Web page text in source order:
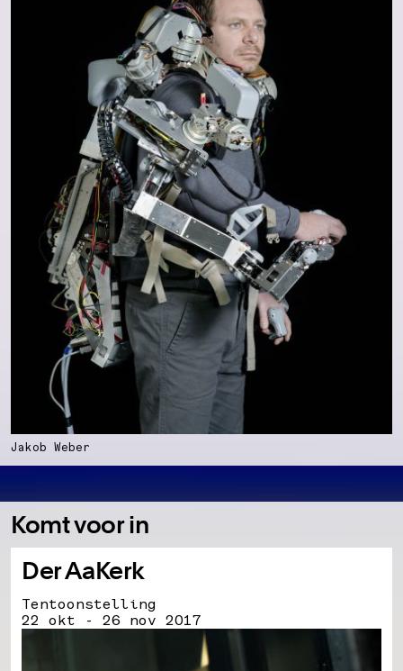
Jakob Weber
Komt voor in
Der AaKerk
Tentoonstelling
22 okt - 26 nov 2017